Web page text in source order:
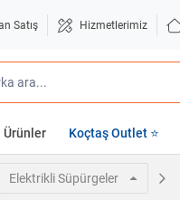
Satış Hizmetlerimiz
Ürünler Koçtaş Outlet ⭐
Elektrikli Süpürgeler